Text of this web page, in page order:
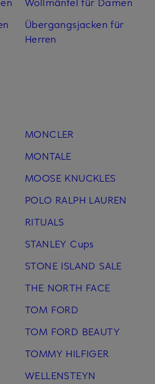
Übergangsjacken für
Herren
MONCLER
MONTALE
MOOSE KNUCKLES
POLO RALPH LAUREN
RITUALS
STANLEY Cups
STONE ISLAND SALE
THE NORTH FACE
TOM FORD
TOM FORD BEAUTY
TOMMY HILFIGER
WELLENSTEYN